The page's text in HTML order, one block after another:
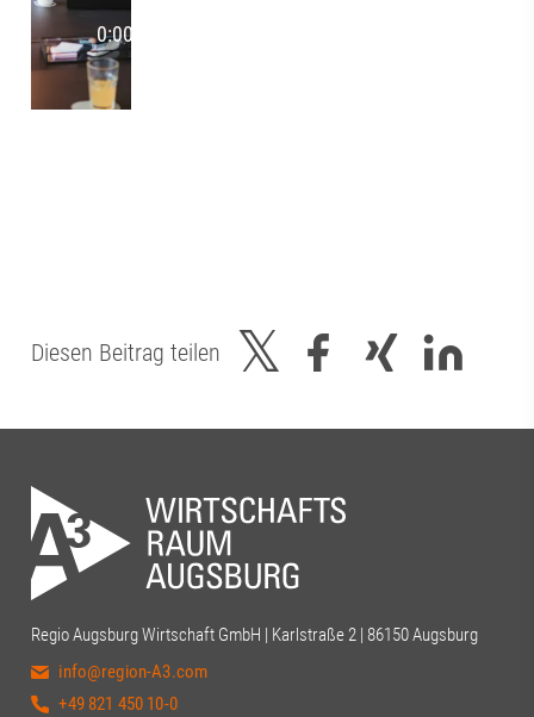
0:00
Diesen Beitrag teilen
Regio Augsburg Wirtschaft GmbH | Karlstraße 2 | 86150 Augsburg
info@region-A3.com
+49 821 450 10-0